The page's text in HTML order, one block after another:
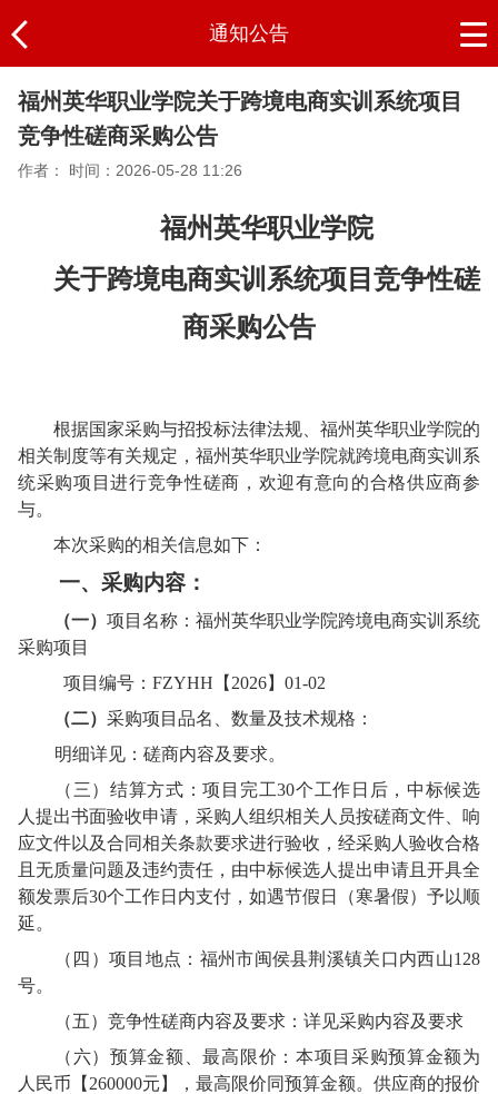
通知公告
福州英华职业学院关于跨境电商实训系统项目
竞争性磋商采购公告
作者： 时间：2026-05-28 11:26
福州英华职业学院
关于跨境电商实训系统项目竞争性磋
商采购公告
根据国家采购与招投标法律法规
福州英华职业学院的
相关制度等有关规定， 福州英华职业学院就跨境电商实训系
统采购项目进行竞争性磋商 ，欢迎有意向的合格供应商参
与。
本次采购的相关信息如下 ：
一、 采购内容：
（一） 项目名称：福州英华职业学院跨境电商实训系统
采购项目
项目编号： FZYHH【2026】01-02
（二） 采购项目品名、数量及技术规格：
明细详见 ：磋商内容及要求。
（三）结算方式：项目完工30个工作日后，中标候选
人提出书面验收申请，采购人组织相关人员按磋商文件、响
应文件以及合同相关条款要求进行验收，经采购人验收合格
且无质量问题及违约责任，由中标候选人提出申请且开具全
额发票后30个工作日内支付，如遇节假日（寒暑假）予以顺
延。
（四）项目地点： 福州市闽侯县荆溪镇关口内西山128
号。
（五）竞争性磋商内容及要求 ：详见采购内容及要求
（六）预算金额、最高限价 ：本项目采购预算金额为
人民币 【 260000元】
，最高限价同预算金额。供应商的报价